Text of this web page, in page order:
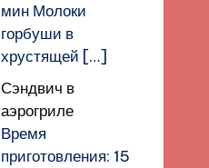
мин Молоки
горбуши в
хрустящей […]
Сэндвич в
аэрогриле
Время
приготовления: 15